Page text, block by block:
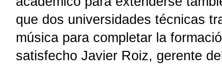
que dos universidades técnicas
música para completar la
satisfecho Javier Roiz, gerente